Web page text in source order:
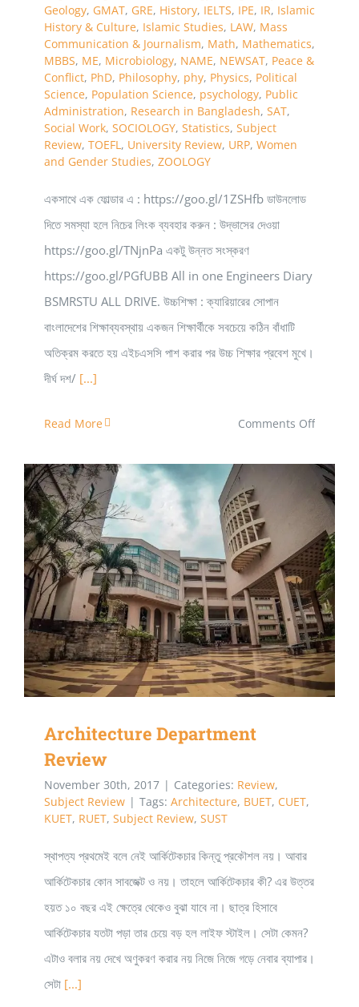
Geology, GMAT, GRE, History, IELTS, IPE, IR, Islamic
History & Culture, Islamic Studies, LAW, Mass
Communication & Journalism, Math, Mathematics,
MBBS, ME, Microbiology, NAME, NEWSAT, Peace &
Conflict, PhD, Philosophy, phy, Physics, Political
Science, Population Science, psychology, Public
Administration, Research in Bangladesh, SAT,
Social Work, SOCIOLOGY, Statistics, Subject
Review, TOEFL , University Review, URP, Women
and Gender Studies, ZOOLOGY
একসাথে এক ফোল্ডার এ : https://goo.gl/1ZSHfb ডাউনলোড
দিতে সমস্যা হলে নিচের লিংক ব্যবহার করুন : উদ্ভাসের দেওয়া
https://goo.gl/TNjnPa একটু উন্নত সংস্করণ
https://goo.gl/PGfUBB All in one Engineers Diary
BSMRSTU ALL DRIVE. উচ্চশিক্ষা : ক্যারিয়ারের সোপান
বাংলাদেশের শিক্ষাব্যবস্থায় একজন শিক্ষার্থীকে সবচেয়ে কঠিন বাঁধাটি
অতিক্রম করতে হয় এইচএসসি পাশ করার পর উচ্চ শিক্ষার প্রবেশ মুখে।
দীর্ঘ দশ/ [...]
Read More Comments Offon
বিষয়ের
রিভিউ
Architecture Department Review
Architecture Department
Review
November 30th, 2017 | Categories: Review,
Subject Review | Tags: Architecture, BUET, CUET,
KUET, RUET, Subject Review, SUST
স্থাপত্য প্রথমেই বলে নেই আর্কিটেকচার কিন্তু প্রকৌশল নয়। আবার
আর্কিটেকচার কোন সাবজেক্ট ও নয়। তাহলে আর্কিটেকচার কী? এর উত্তর
হয়ত ১০ বছর এই ক্ষেত্রে থেকেও বুঝা যাবে না। ছাত্র হিসাবে
আর্কিটেকচার যতটা পড়া তার চেয়ে বড় হল লাইফ স্টাইল। সেটা কেমন?
এটাও বলার নয় দেখে অণুকরণ করার নয় নিজে নিজে গড়ে নেবার ব্যাপার।
সেটা [...]